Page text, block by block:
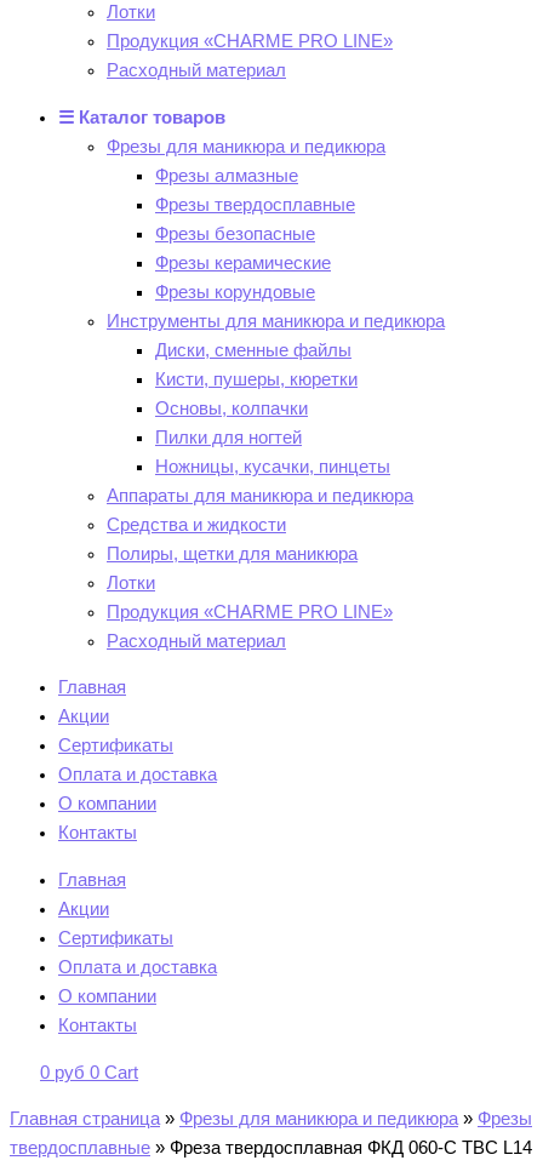
Лотки
Продукция «CHARME PRO LINE»
Расходный материал
☰ Каталог товаров
Фрезы для маникюра и педикюра
Фрезы алмазные
Фрезы твердосплавные
Фрезы безопасные
Фрезы керамические
Фрезы корундовые
Инструменты для маникюра и педикюра
Диски, сменные файлы
Кисти, пушеры, кюретки
Основы, колпачки
Пилки для ногтей
Ножницы, кусачки, пинцеты
Аппараты для маникюра и педикюра
Средства и жидкости
Полиры, щетки для маникюра
Лотки
Продукция «CHARME PRO LINE»
Расходный материал
Главная
Акции
Сертификаты
Оплата и доставка
О компании
Контакты
Главная
Акции
Сертификаты
Оплата и доставка
О компании
Контакты
0 руб 0 Cart
Главная страница» Фрезы для маникюра и педикюра» Фрезы
твердосплавные » Фреза твердосплавная ФКД 060-С ТВС L14